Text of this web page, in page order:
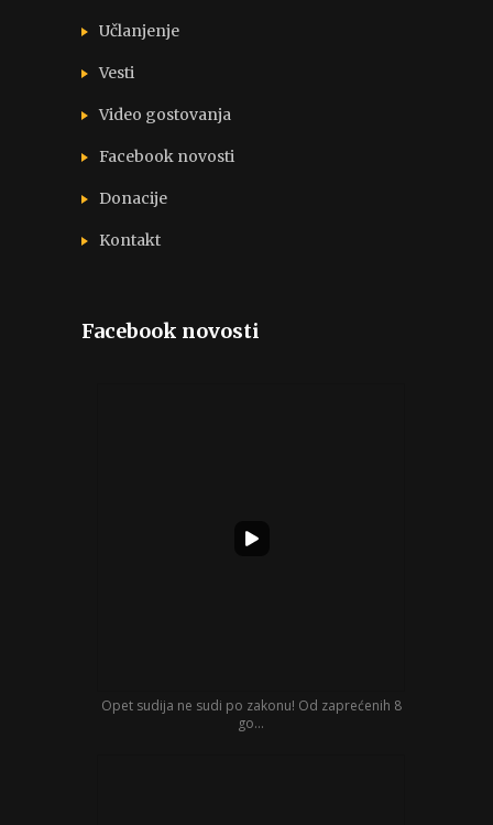
Učlanjenje
Vesti
Video gostovanja
Facebook novosti
Donacije
Kontakt
Facebook novosti
Opet sudija ne sudi po zakonu! Od zaprećenih 8
go...